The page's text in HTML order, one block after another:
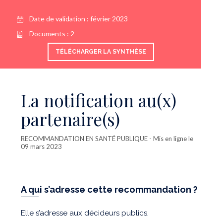
Date de validation : février 2023
Documents : 2
TÉLÉCHARGER LA SYNTHÈSE
La notification au(x)
partenaire(s)
RECOMMANDATION EN SANTÉ PUBLIQUE - Mis en ligne le
09 mars 2023
A qui s’adresse cette recommandation ?
Elle s’adresse aux décideurs publics.